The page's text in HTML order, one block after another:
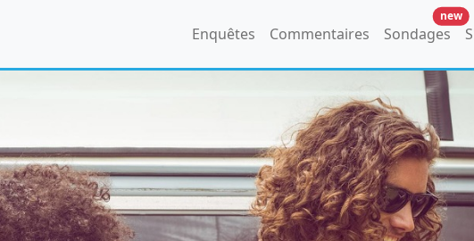
Enquêtes Commentaires Sondages
new